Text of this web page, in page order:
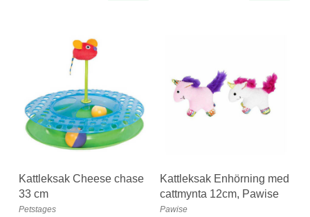
Kattleksak Cheese chase
33 cm
Petstages
Kattleksak Enhörning med
cattmynta 12cm, Pawise
Pawise